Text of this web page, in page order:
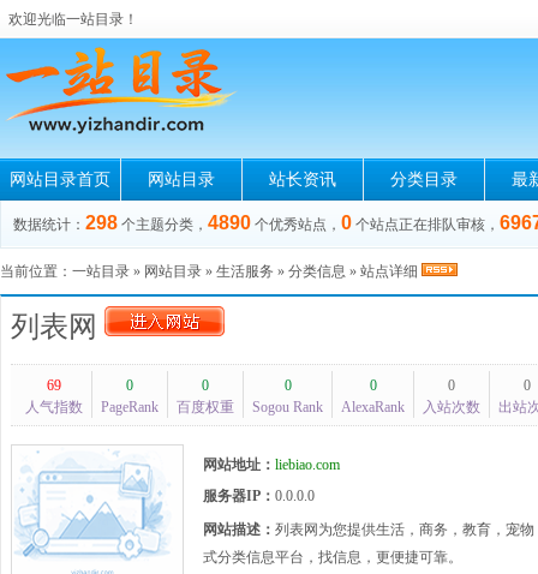
欢迎光临一站目录！
网站目录首页 网站目录 站长资讯 分类目录 最
数据统计： 298 个主题分类， 4890 个优秀站点， 0 个站点正在排队审核，
当前位置： 一站目录 » 网站目录 » 生活服务 » 分类信息 » 站点详细
列表网
69
人气指数
0
PageRank
0
百度权重
0
Sogou Rank
0
AlexaRank
0
入站次数
0
出站
网站地址： liebiao.com
服务器IP： 0.0.0.0
网站描述： 列表网为您提供生活，商务，教育，宠
式分类信息平台，找信息，更便捷可靠。